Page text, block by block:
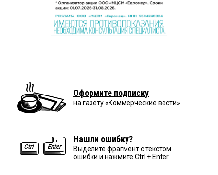
Оформите подписку
на газету «Коммерческие вести»
Нашли ошибку?
Выделите фрагмент с текстом
ошибки и нажмите Ctrl + Enter.